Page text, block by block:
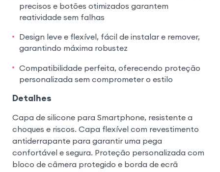
precisos e botões otimizados garantem
reatividade sem falhas
Design leve e flexível, fácil de instalar e remover,
garantindo máxima robustez
Compatibilidade perfeita, oferecendo proteção
personalizada sem comprometer o estilo
Detalhes
Capa de silicone para Smartphone, resistente a
choques e riscos. Capa flexível com revestimento
antiderrapante para garantir uma pega
confortável e segura. Proteção personalizada com
bloco de câmera protegido e borda de ecrã